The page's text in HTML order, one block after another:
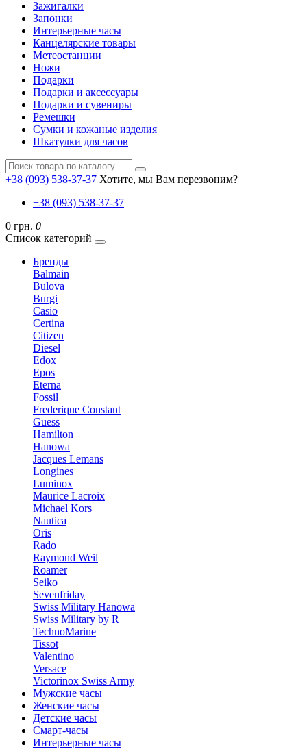
Зажигалки
Запонки
Интерьерные часы
Канцелярские товары
Метеостанции
Ножи
Подарки
Подарки и аксессуары
Подарки и сувениры
Ремешки
Сумки и кожаные изделия
Шкатулки для часов
+38 (093) 538-37-37 Хотите, мы Вам перезвоним?
+38 (093) 538-37-37
0 грн. 0
Список категорий
Бренды
Balmain
Bulova
Burgi
Casio
Certina
Citizen
Diesel
Edox
Epos
Eterna
Fossil
Frederique Constant
Guess
Hamilton
Hanowa
Jacques Lemans
Longines
Luminox
Maurice Lacroix
Michael Kors
Nautica
Oris
Rado
Raymond Weil
Roamer
Seiko
Sevenfriday
Swiss Military Hanowa
Swiss Military by R
TechnoMarine
Tissot
Valentino
Versace
Victorinox Swiss Army
Мужские часы
Женские часы
Детские часы
Смарт-часы
Интерьерные часы